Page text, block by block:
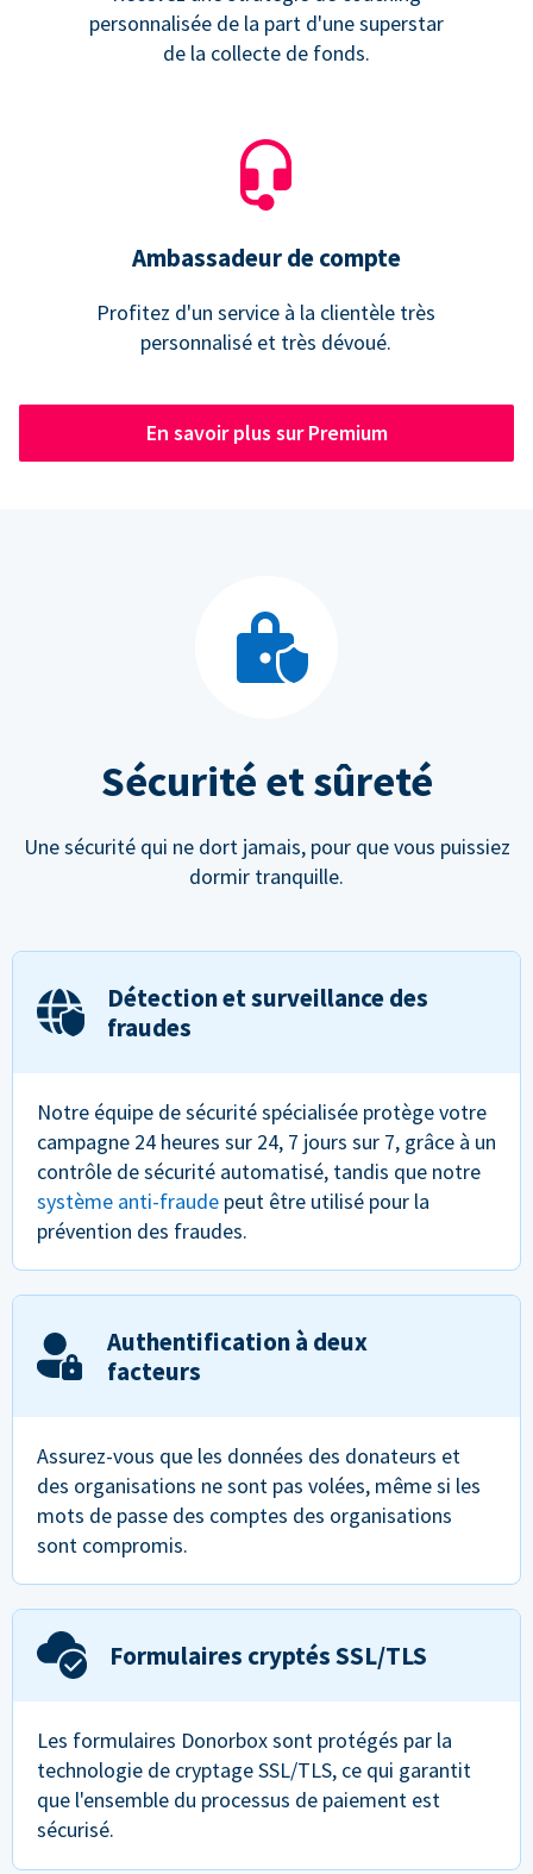
personnalisée de la part d'une superstar
de la collecte de fonds.
Ambassadeur de compte
Profitez d'un service à la clientèle très
personnalisé et très dévoué.
En savoir plus sur Premium
Sécurité et sûreté
Une sécurité qui ne dort jamais, pour que vous puissiez
dormir tranquille.
Détection et surveillance des
fraudes
Notre équipe de sécurité spécialisée protège votre
campagne 24 heures sur 24, 7 jours sur 7, grâce à un
contrôle de sécurité automatisé, tandis que notre
système anti-fraude peut être utilisé pour la
prévention des fraudes.
Authentification à deux
facteurs
Assurez-vous que les données des donateurs et
des organisations ne sont pas volées, même si les
mots de passe des comptes des organisations
sont compromis.
Formulaires cryptés SSL/TLS
Les formulaires Donorbox sont protégés par la
technologie de cryptage SSL/TLS, ce qui garantit
que l'ensemble du processus de paiement est
sécurisé.